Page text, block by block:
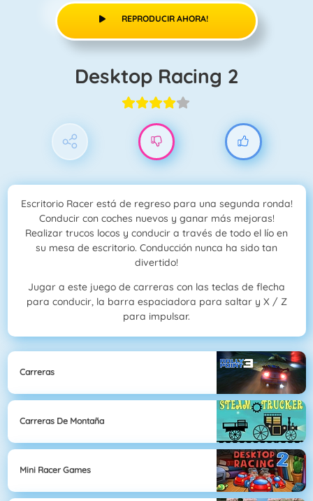
REPRODUCIR AHORA!
Desktop Racing 2
Escritorio Racer está de regreso para una segunda ronda!
Conducir con coches nuevos y ganar más mejoras!
Realizar trucos locos y conducir a través de todo el lío en
su mesa de escritorio. Conducción nunca ha sido tan
divertido!
Jugar a este juego de carreras con las teclas de flecha
para conducir, la barra espaciadora para saltar y X / Z
para impulsar.
Carreras
Carreras De Montaña
Mini Racer Games